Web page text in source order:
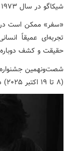
شیکاگو در سال ۱۹۷۳ را دارد.
«سفر» ممکن است در
تجربه‌ای عمیقاً
حقیقت و کشف دوباره
(۸ تا ۱۹ اکتبر ۲۰۲۵) در شهر لندن در حال برگزاری است.